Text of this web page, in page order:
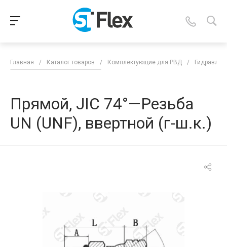
Главная / Каталог товаров / Комплектующие для РВД /
Прямой, JIC 74°—Резьба
UN (UNF), ввертной (г-ш.к.)